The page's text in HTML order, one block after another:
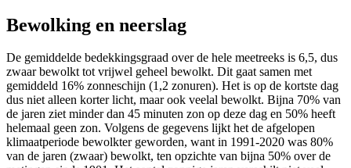
Bewolking en neerslag
De gemiddelde bedekkingsgraad over de hele meetreeks is 6,5, dus
zwaar bewolkt tot vrijwel geheel bewolkt. Dit gaat samen met
gemiddeld 16% zonneschijn (1,2 zonuren). Het is op de kortste dag
dus niet alleen korter licht, maar ook veelal bewolkt. Bijna 70% van
de jaren ziet minder dan 45 minuten zon op deze dag en 50% heeft
helemaal geen zon. Volgens de gegevens lijkt het de afgelopen
klimaatperiode bewolkter geworden, want in 1991-2020 was 80%
van de jaren (zwaar) bewolkt, ten opzichte van bijna 50% over de